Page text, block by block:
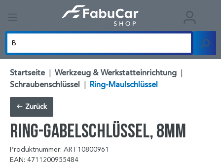
Startseite | Werkzeug & Werkstatteinrichtung |
Schraubenschlüssel | Ring-Maulschlüssel
Zurück
Ring-Gabelschlüssel, 8mm
Produktnummer: ART10800961
EAN: 4711200955484